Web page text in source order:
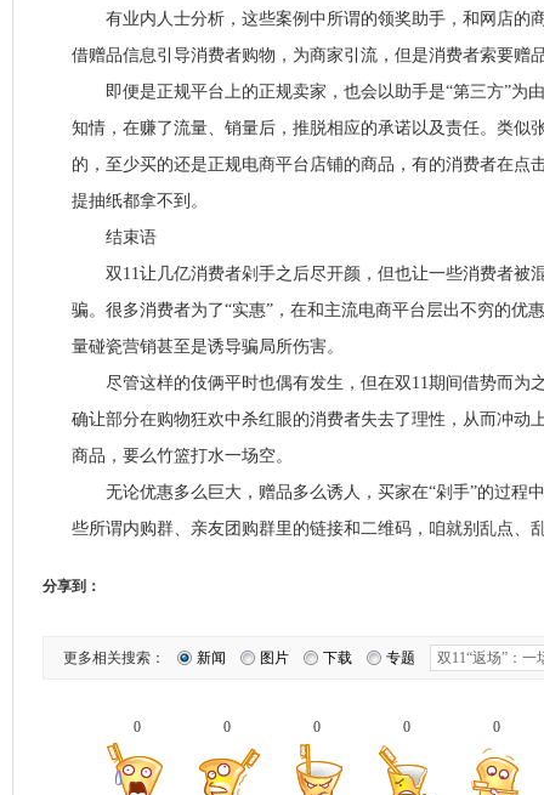
有业内人士分析，这些案例中所谓的领奖助手，和网店的
借赠品信息引导消费者购物，为商家引流，但是消费者索要赠
即便是正规平台上的正规卖家，也会以助手是“第三方”为
知情，在赚了流量、销量后，推脱相应的承诺以及责任。类似
的，至少买的还是正规电商平台店铺的商品，有的消费者在点
提抽纸都拿不到。
结束语
双11让几亿消费者剁手之后尽开颜，但也让一些消费者被
骗。很多消费者为了“实惠”，在和主流电商平台层出不穷的优
量碰瓷营销甚至是诱导骗局所伤害。
尽管这样的伎俩平时也偶有发生，但在双11期间借势而为
确让部分在购物狂欢中杀红眼的消费者失去了理性，从而冲动
商品，要么竹篮打水一场空。
无论优惠多么巨大，赠品多么诱人，买家在“剁手”的过程
些所谓内购群、亲友团购群里的链接和二维码，咱就别乱点、
分享到：
更多相关搜索： 新闻 图片 下载 专题
0 0 0 0 0